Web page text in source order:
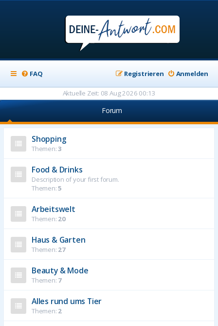
FAQ Anmelden
Registrieren
Aktuelle Zeit: 08 Aug 2026 00:13
Forum
Shopping
Themen:3
Food & Drinks
Description of your first forum.
Themen:5
Arbeitswelt
Themen: 20
Haus & Garten
Themen: 27
Beauty & Mode
Themen: 7
Alles rund ums Tier
Themen: 2